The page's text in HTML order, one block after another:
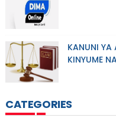
KANUNI YA
KINYUME
CATEGORIES